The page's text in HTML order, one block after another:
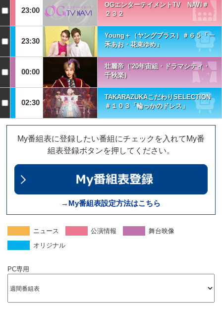
23:00
OGエンターテイメントTV NAVI＃
２３２
23:30
Young＋（ヤングプラス）＃６５「一
禾あお・花束ゆめ」
00:00
壮麗帝（'20年宙組・ドラマシティ・
千秋楽）
02:30
TAKARAZUKAこだわりSELECTION
＃１０３「輪っかのドレス」
My番組表に登録したい番組にチェックを入れてMy番
組表登録ボタンを押してください。
→My番組表設定方法はこちら
ニュース 公演情報
舞台映像
オリジナル
PC専用